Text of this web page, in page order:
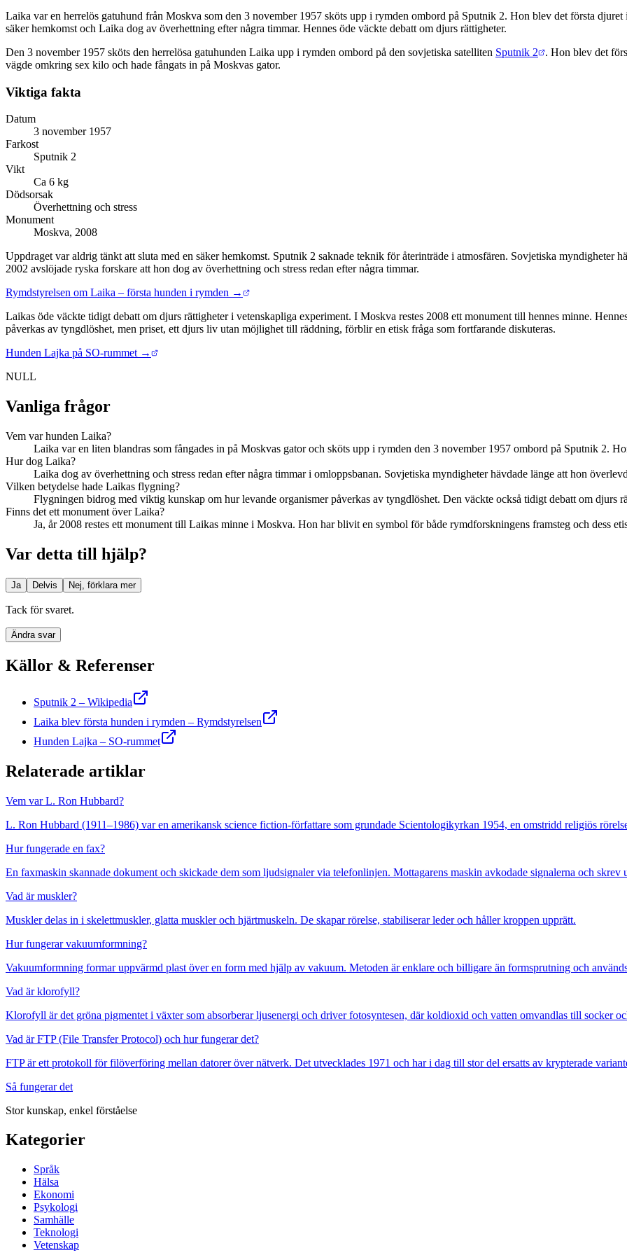
Kort svar
Laika var en herrelös gatuhund från Moskva som den 3 november 1957 sköts upp i rymden ombord på Sputnik 2. Hon blev det första
säker hemkomst och Laika dog av överhettning efter några timmar. Hennes öde väckte debatt om djurs rättigheter.
Den 3 november 1957 sköts den herrelösa gatuhunden Laika upp i rymden ombord på den sovjetiska satelliten Sputnik 2
. Hon blev det
vägde omkring sex kilo och hade fångats in på Moskvas gator.
Viktiga fakta
Datum
3 november 1957
Farkost
Sputnik 2
Vikt
Ca 6 kg
Dödsorsak
Överhettning och stress
Monument
Moskva, 2008
Uppdraget var aldrig tänkt att sluta med en säker hemkomst. Sputnik 2 saknade teknik för återinträde i atmosfären. Sovjetiska myndigheter
2002 avslöjade ryska forskare att hon dog av överhettning och stress redan efter några timmar.
Rymdstyrelsen om Laika – första hunden i rymden →
Laikas öde väckte tidigt debatt om djurs rättigheter i vetenskapliga experiment. I Moskva restes 2008 ett monument till hennes minne.
påverkas av tyngdlöshet, men priset, ett djurs liv utan möjlighet till räddning, förblir en etisk fråga som fortfarande diskuteras.
Hunden Lajka på SO-rummet →
NULL
Vanliga frågor
Vem var hunden Laika?
Laika var en liten blandras som fångades in på Moskvas gator och sköts upp i rymden den 3 november 1957 ombord på Sputnik 2.
Hur dog Laika?
Laika dog av överhettning och stress redan efter några timmar i omloppsbanan. Sovjetiska myndigheter hävdade länge att hon
Vilken betydelse hade Laikas flygning?
Flygningen bidrog med viktig kunskap om hur levande organismer påverkas av tyngdlöshet. Den väckte också tidigt debatt om djurs
Finns det ett monument över Laika?
Ja, år 2008 restes ett monument till Laikas minne i Moskva. Hon har blivit en symbol för både rymdforskningens framsteg och dess
Var detta till hjälp?
Ja Delvis Nej, förklara mer
Tack för svaret.
Ändra svar
Källor & Referenser
Sputnik 2 – Wikipedia
Laika blev första hunden i rymden – Rymdstyrelsen
Hunden Lajka – SO-rummet
Relaterade artiklar
Vem var L. Ron Hubbard?
L. Ron Hubbard (1911–1986) var en amerikansk science fiction-författare som grundade Scientologikyrkan 1954, en omstridd religiös
Hur fungerade en fax?
En faxmaskin skannade dokument och skickade dem som ljudsignaler via telefonlinjen. Mottagarens maskin avkodade signalerna och skrev
Vad är muskler?
Muskler delas in i skelettmuskler, glatta muskler och hjärtmuskeln. De skapar rörelse, stabiliserar leder och håller kroppen upprätt.
Hur fungerar vakuumformning?
Vakuumformning formar uppvärmd plast över en form med hjälp av vakuum. Metoden är enklare och billigare än formsprutning och
Vad är klorofyll?
Klorofyll är det gröna pigmentet i växter som absorberar ljusenergi och driver fotosyntesen, där koldioxid och vatten omvandlas till socker
Vad är FTP (File Transfer Protocol) och hur fungerar det?
FTP är ett protokoll för filöverföring mellan datorer över nätverk. Det utvecklades 1971 och har i dag till stor del ersatts av krypterade
Så fungerar det
Stor kunskap, enkel förståelse
Kategorier
Språk
Hälsa
Ekonomi
Psykologi
Samhälle
Teknologi
Vetenskap